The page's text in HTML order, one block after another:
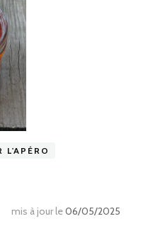
L'APÉRO
mis à jour le06/05/2025